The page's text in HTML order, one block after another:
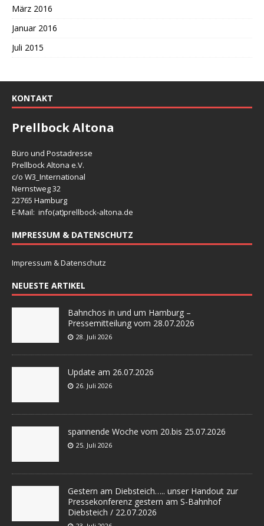
März 2016
Januar 2016
Juli 2015
KONTAKT
Prellbock Altona
Büro und Postadresse
Prellbock Altona e.V.
c/o W3_International
Nernstweg 32
22765 Hamburg
E-Mail: info(at)prellbock-altona.de
IMPRESSUM & DATENSCHUTZ
Impressum & Datenschutz
NEUESTE ARTIKEL
Bahnchos in und um Hamburg –
Pressemitteilung vom 28.07.2026
28. Juli 2026
Update am 26.07.2026
26. Juli 2026
spannende Woche vom 20.bis 25.07.2026
25. Juli 2026
Gestern am Diebsteich….. unser Handout zur
Pressekonferenz gestern am S-Bahnhof
Diebsteich / 22.07.2026